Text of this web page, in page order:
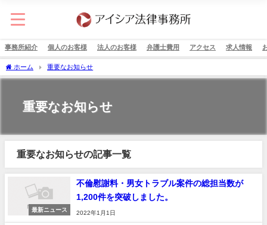
事務所紹介 個人のお客様 法人のお客様 弁護士費用 アクセス 求人情報
ホーム 重要なお知らせ
重要なお知らせ
重要なお知らせの記事一覧
最新ニュース
不倫慰謝料・男女トラブル案件の総担当数が
1,200件を突破しました。
2022年1月1日